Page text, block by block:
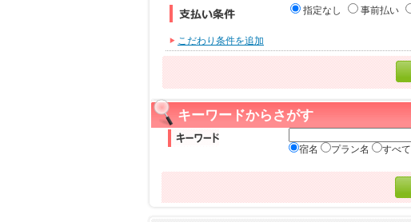
指定なし
事前払い
こだわり条件を追加
キーワードからさがす
宿名 プラン名 すべて